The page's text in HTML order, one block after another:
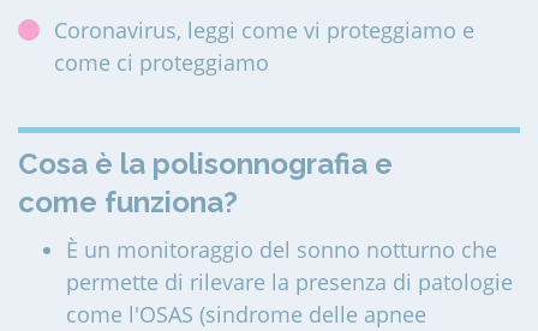
Coronavirus, leggi come vi proteggiamo e
come ci proteggiamo
Cosa è la polisonnografia e
come funziona?
È un monitoraggio del sonno notturno che
permette di rilevare la presenza di patologie
come l'OSAS (sindrome delle apnee